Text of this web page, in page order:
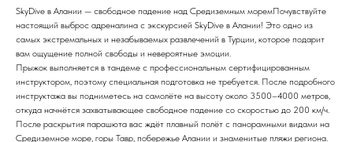
SkyDive в Алании — свободное падение над Средиземным моремПочувствуйте
настоящий выброс адреналина с экскурсией SkyDive в Алании! Это одно из
самых экстремальных и незабываемых развлечений в Турции, которое подарит
вам ощущение полной свободы и невероятные эмоции.
Прыжок выполняется в тандеме с профессиональным сертифицированным
инструктором, поэтому специальная подготовка не требуется. После подробного
инструктажа вы подниметесь на самолёте на высоту около 3500–4000 метров,
откуда начнётся захватывающее свободное падение со скоростью до 200 км/ч.
После раскрытия парашюта вас ждёт плавный полёт с панорамными видами на
Средиземное море, горы Тавр, побережье Алании и знаменитые пляжи региона.